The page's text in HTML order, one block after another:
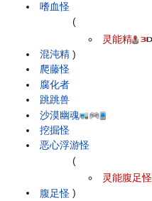
嗜血怪
混沌精
(
灵能精
)
爬藤怪
腐化者
跳跳兽
沙漠幽魂
挖掘怪
恶心浮游怪
腹足怪
(
灵能腹足怪
)